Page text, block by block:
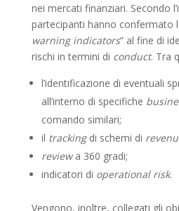
nei mercati finanziari. Secondo
partecipanti hanno confermato
warning indicators” al fine di
rischi in termini di conduct. Tra
l’identificazione di eventuali
all’interno di specifiche
comando similari;
il trackingdi schemi di
reviewa 360 gradi;
indicatori di operational risk.
Vengono, inoltre, collegati gli